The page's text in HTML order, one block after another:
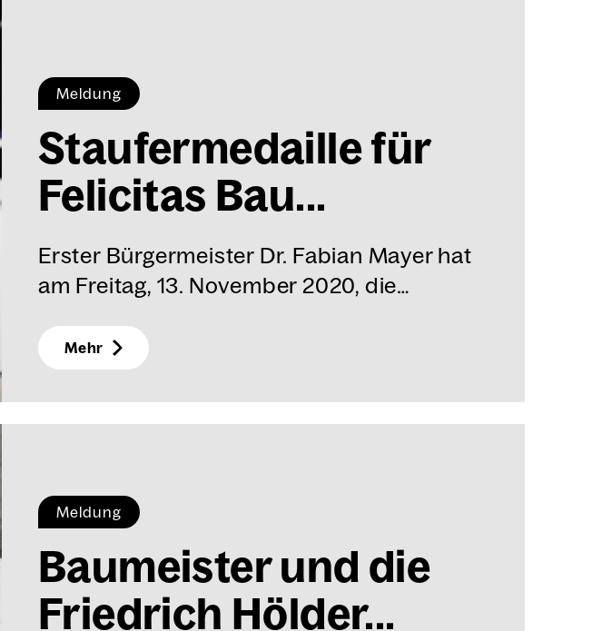
Meldung
Stau­f­er­me­dail­le für
Feli­ci­tas Bau...
Erster Bürgermeister Dr. Fabian Mayer hat
am Freitag, 13. November 2020, die…
Mehr
Meldung
Bau­meis­ter und die
Fried­rich Höl­der­...